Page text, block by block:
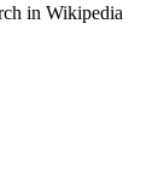
in Wikipedia